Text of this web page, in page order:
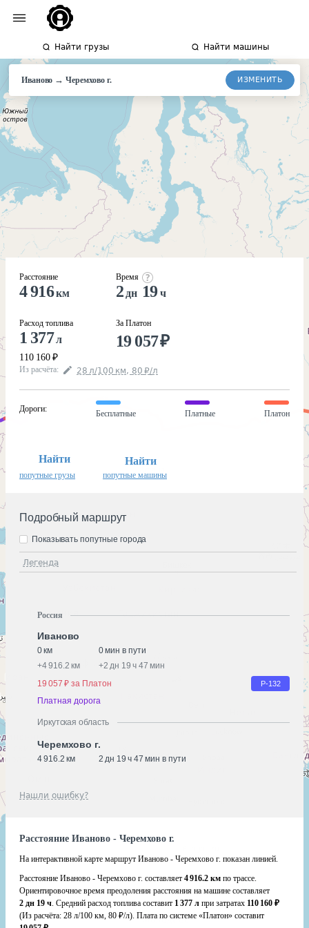
Найти грузы Найти машины
Иваново →Черемховог. ИЗМЕНИТЬ
Расстояние
4 916км
Расход топлива
1 377л
110 160 ₽
Время
2 дн 19ч
За Платон
19 057₽
Из расчёта: 28 л/100 км, 80 ₽/л
Дороги:
Бесплатные Платные Платон
Найти
попутные грузы
Найти
попутные машины
Подробный маршрут
Легенда
Показывать попутные города
Россия
Иваново
0 км
0 мин в пути
+4 916.2 км +2 дн 19 ч 47 мин
19 057 ₽ за Платон
Р-132
Платная дорога
Иркутская область
Черемхово г.
4 916.2 км 2 дн 19 ч 47 мин в пути
Нашли ошибку?
Расстояние Иваново - Черемхово г.
На интерактивной карте маршрут Иваново - Черемхово г. показан линией.
Расстояние Иваново - Черемхово г. составляет 4 916.2 км по трассе.
Ориентировочное время преодоления расстояния на машине составляет
2 дн 19 ч. Средний расход топлива составит 1 377 л при затратах 110 160 ₽
(Из расчёта: 28 л/100 км, 80 ₽/л). Плата по системе «Платон» составит